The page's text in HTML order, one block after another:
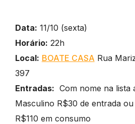
Data: 11/10 (sexta)
Horário: 22h
Local: BOATE CASA Rua
397
Entradas: Com nome na lista
Masculino R$30 de entrada
R$110 em consumo